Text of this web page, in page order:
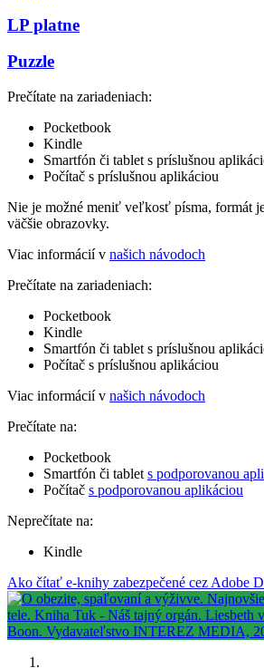
LP platne
Puzzle
Prečítate na zariadeniach:
Pocketbook
Kindle
Smartfón či tablet s príslušnou
Počítač s príslušnou aplikáciou
Nie je možné meniť veľkosť písma, formát
väčšie obrazovky.
Viac informácií v našich návodoch
Prečítate na zariadeniach:
Pocketbook
Kindle
Smartfón či tablet s príslušnou
Počítač s príslušnou aplikáciou
Viac informácií v našich návodoch
Prečítate na:
Pocketbook
Smartfón či tablet s podporovanou
Počítač s podporovanou aplikáciou
Neprečítate na:
Kindle
Ako čítať e-knihy zabezpečené cez Adobe